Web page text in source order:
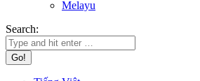
Melayu
Search: